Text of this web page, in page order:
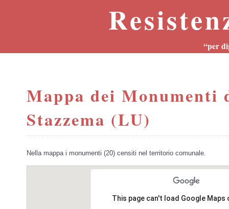
“per
Mappa dei Monumenti
Stazzema (LU)
Nella mappa i monumenti (20) censiti nel territorio comunale.
This page can't load Google